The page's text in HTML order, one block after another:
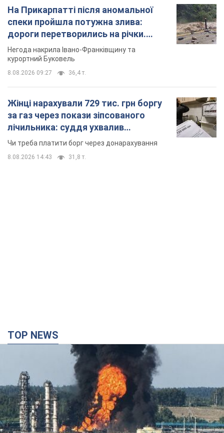
Значні штрафи і спеціальні полігони: як
проблему джипінгу вирішують за кордоном
Україні не завадить взяти приклад із країн Європи
8.08.2026 05:10 2,5 т.
дороги перетворились на річки.
Відео
Негода накрила Івано-Франківщину та
курортний Буковель
8.08.2026 09:27 36,4 т.
TOP NEWS